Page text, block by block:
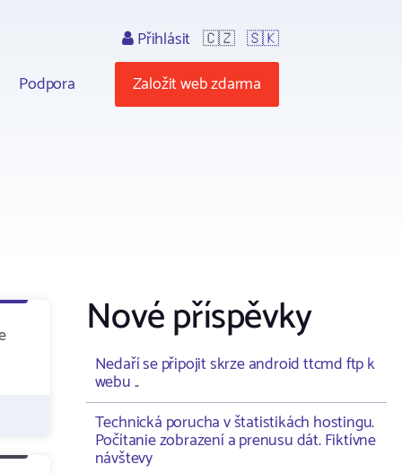
Podpora
Přihlásit 🇨🇿 🇸🇰
Založit web zdarma
Nové příspěvky
Nedaří se připojit skrze android ttcmd ftp k
webu ..
Technická porucha v štatistikách hostingu.
Počítanie zobrazení a prenusu dát. Fiktívne
návštevy